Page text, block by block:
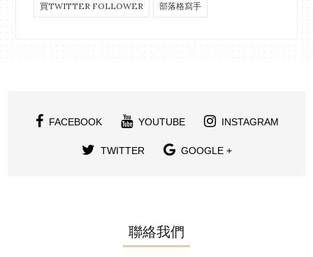
買TWITTER FOLLOWER 部落格寫手
FACEBOOK YOUTUBE INSTAGRAM
TWITTER GOOGLE +
聯絡我們